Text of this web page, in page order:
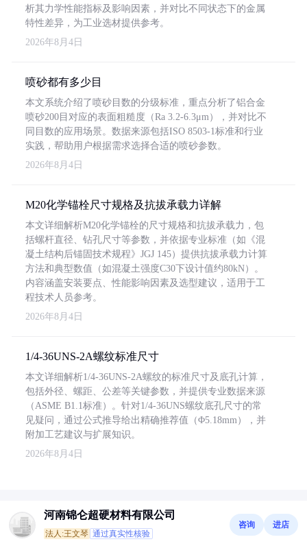
析其力学性能指标及影响因素，并对比不同状态下的金属
特性差异，为工业选材提供参考。
2026年8月4日
喷砂都有多少目
本文系统介绍了喷砂目数的分级标准，重点分析了铝合金
喷砂200目对应的表面粗糙度（Ra 3.2-6.3μm），并对比不
同目数的应用场景。数据来源包括ISO 8503-1标准和行业
实践，帮助用户根据需求选择合适的喷砂参数。
2026年8月4日
M20化学锚栓尺寸规格及抗拔承载力详解
本文详细解析M20化学锚栓的尺寸规格和抗拔承载力，包
括螺杆直径、钻孔尺寸等参数，并依据专业标准（如《混
凝土结构后锚固技术规程》JGJ 145）提供抗拔承载力计算
方法和典型数值（如混凝土强度C30下设计值约80kN）。
内容涵盖安装要点、性能影响因素及选型建议，适用于工
程技术人员参考。
2026年8月4日
1/4-36UNS-2A螺纹标准尺寸
本文详细解析1/4-36UNS-2A螺纹的标准尺寸及底孔计算，
包括外径、螺距、公差等关键参数，并提供专业数据来源
（ASME B1.1标准）。针对1/4-36UNS螺纹底孔尺寸的常
见疑问，通过公式推导给出精确推荐值（Φ5.18mm），并
附加工艺建议与扩展知识。
2026年8月4日
河南锦仑超硬材料有限公司
法人:王文琴 通过真实性核验
咨询 进店